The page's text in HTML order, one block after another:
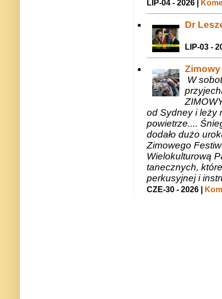
LIP-04 - 2026 |
Dr
LIP-03 -
W
od Sydney i leży
powietrze....
dodało dużo
Zimowego
Wielokulturową
tanecznych,
perkusyjnej i
CZE-30 - 2026 |